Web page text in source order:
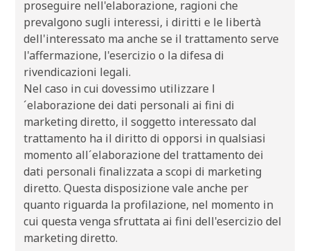
proseguire nell'elaborazione, ragioni che
prevalgono sugli interessi, i diritti e le libertà
dell'interessato ma anche se il trattamento serve
l'affermazione, l'esercizio o la difesa di
rivendicazioni legali.
Nel caso in cui dovessimo utilizzare l
´elaborazione dei dati personali ai fini di
marketing diretto, il soggetto interessato dal
trattamento ha il diritto di opporsi in qualsiasi
momento all´elaborazione del trattamento dei
dati personali finalizzata a scopi di marketing
diretto. Questa disposizione vale anche per
quanto riguarda la profilazione, nel momento in
cui questa venga sfruttata ai fini dell'esercizio del
marketing diretto.